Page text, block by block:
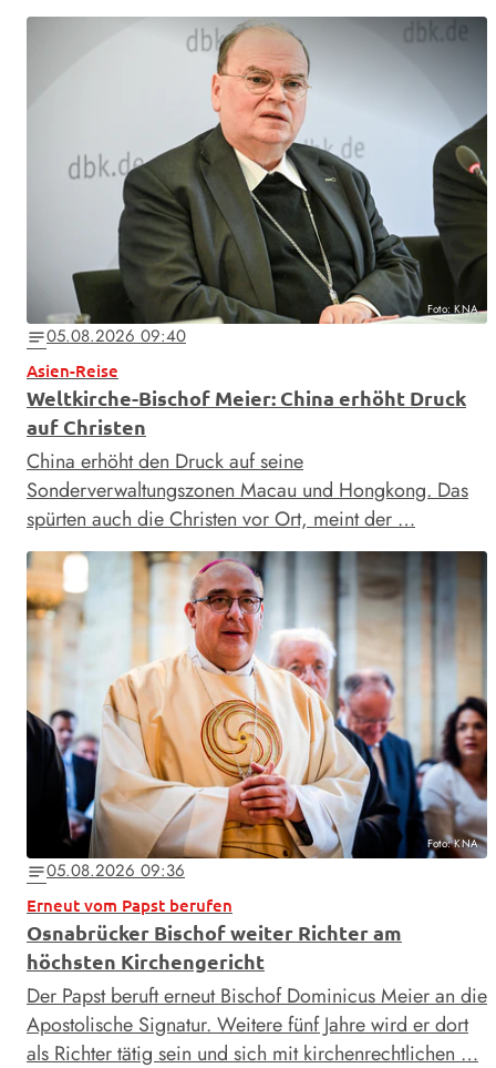
Foto: KNA
notes05.08.2026 09:40
Asien-Reise
Weltkirche-Bischof Meier: China erhöht Druck
auf Christen
China erhöht den Druck auf seine
Sonderverwaltungszonen Macau und Hongkong. Das
spürten auch die Christen vor Ort, meint der …
Foto: KNA
notes05.08.2026 09:36
Erneut vom Papst berufen
Osnabrücker Bischof weiter Richter am
höchsten Kirchengericht
Der Papst beruft erneut Bischof Dominicus Meier an die
Apostolische Signatur. Weitere fünf Jahre wird er dort
als Richter tätig sein und sich mit kirchenrechtlichen …